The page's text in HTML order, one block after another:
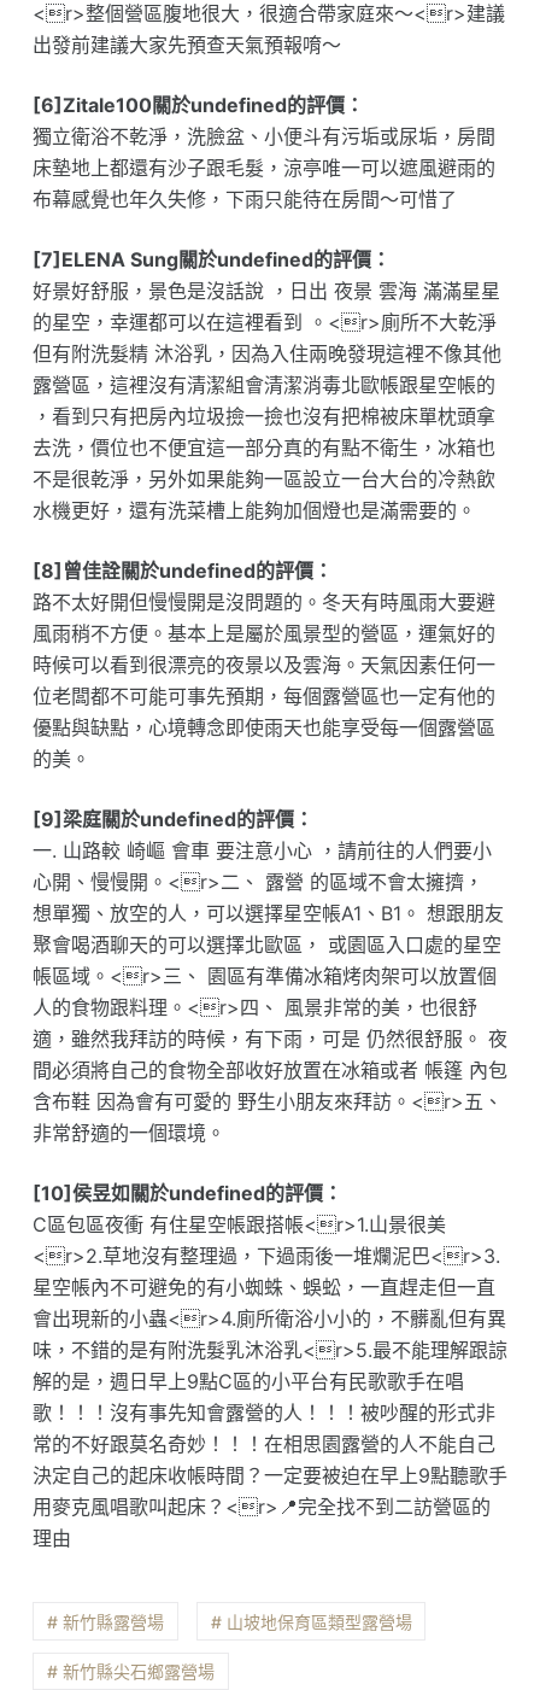
<r>整個營區腹地很大，很適合帶家庭來～<r>建議
出發前建議大家先預查天氣預報唷～
[6]Zitale100關於undefined的評價：
獨立衛浴不乾淨，洗臉盆、小便斗有污垢或尿垢，房間
床墊地上都還有沙子跟毛髮，涼亭唯一可以遮風避雨的
布幕感覺也年久失修，下雨只能待在房間～可惜了
[7]ELENA Sung關於undefined的評價：
好景好舒服，景色是沒話說 ，日出 夜景 雲海 滿滿星星
的星空，幸運都可以在這裡看到 。<r>廁所不大乾淨
但有附洗髮精 沐浴乳，因為入住兩晚發現這裡不像其他
露營區，這裡沒有清潔組會清潔消毒北歐帳跟星空帳的
，看到只有把房內垃圾撿一撿也沒有把棉被床單枕頭拿
去洗，價位也不便宜這一部分真的有點不衛生，冰箱也
不是很乾淨，另外如果能夠一區設立一台大台的冷熱飲
水機更好，還有洗菜槽上能夠加個燈也是滿需要的。
[8]曾佳詮關於undefined的評價：
路不太好開但慢慢開是沒問題的。冬天有時風雨大要避
風雨稍不方便。基本上是屬於風景型的營區，運氣好的
時候可以看到很漂亮的夜景以及雲海。天氣因素任何一
位老闆都不可能可事先預期，每個露營區也一定有他的
優點與缺點，心境轉念即使雨天也能享受每一個露營區
的美。
[9]梁庭關於undefined的評價：
一. 山路較 崎嶇 會車 要注意小心 ，請前往的人們要小
心開、慢慢開。<r>二、 露營 的區域不會太擁擠，
想單獨、放空的人，可以選擇星空帳A1、B1。 想跟朋友
聚會喝酒聊天的可以選擇北歐區， 或園區入口處的星空
帳區域。<r>三、 園區有準備冰箱烤肉架可以放置個
人的食物跟料理。<r>四、 風景非常的美，也很舒
適，雖然我拜訪的時候，有下雨，可是 仍然很舒服。 夜
間必須將自己的食物全部收好放置在冰箱或者 帳篷 內包
含布鞋 因為會有可愛的 野生小朋友來拜訪。<r>五、
非常舒適的一個環境。
[10]侯昱如關於undefined的評價：
C區包區夜衝 有住星空帳跟搭帳<r>1.山景很美
<r>2.草地沒有整理過，下過雨後一堆爛泥巴<r>3.
星空帳內不可避免的有小蜘蛛、蜈蚣，一直趕走但一直
會出現新的小蟲<r>4.廁所衛浴小小的，不髒亂但有異
味，不錯的是有附洗髮乳沐浴乳<r>5.最不能理解跟諒
解的是，週日早上9點C區的小平台有民歌歌手在唱
歌！！！沒有事先知會露營的人！！！被吵醒的形式非
常的不好跟莫名奇妙！！！在相思園露營的人不能自己
決定自己的起床收帳時間？一定要被迫在早上9點聽歌手
用麥克風唱歌叫起床？<r>📍完全找不到二訪營區的
理由
# 新竹縣露營場 # 山坡地保育區類型露營場
# 新竹縣尖石鄉露營場